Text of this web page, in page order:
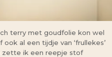
terry met goudfolie kon wel
al een tijdje van ‘frullekes’
zette ik een reepje stof